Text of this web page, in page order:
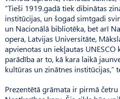
“Tieši 1919.gadā tiek dibinātas
institūcijas, un šogad simtgadi
un Nacionālā bibliotēka, bet arī
opera, Latvijas Universitāte,
apvienotas un iekļautas
parādība ar to, kā kara laikā
kultūras un zinātnes institūcijas,”
Prezentētā grāmata ir pirmā